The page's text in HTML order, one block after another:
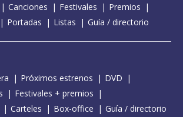
Canciones Festivales
Premios
Portadas Listas Guía / directorio
Próximos estrenos
DVD
Festivales + premios
Carteles Box-office Guía / directorio